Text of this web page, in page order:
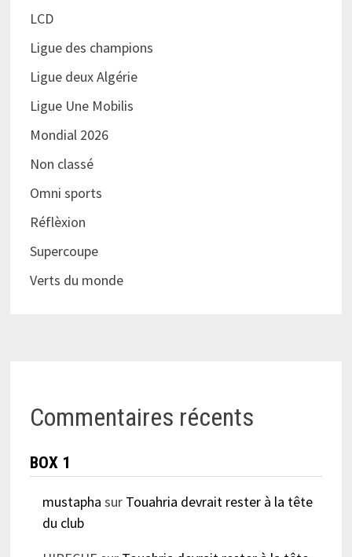
LCD
Ligue des champions
Ligue deux Algérie
Ligue Une Mobilis
Mondial 2026
Non classé
Omni sports
Réflèxion
Supercoupe
Verts du monde
Commentaires récents
BOX 1
mustapha sur Touahria devrait rester à la tête
du club